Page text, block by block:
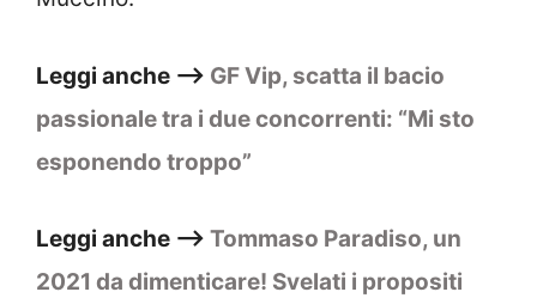
Leggi anche –> GF Vip, scatta il bacio
passionale tra i due concorrenti: “Mi sto
esponendo troppo”
Leggi anche –> Tommaso Paradiso, un
2021 da dimenticare! Svelati i propositi